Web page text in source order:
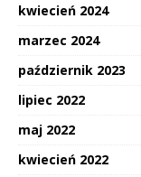
kwiecień 2024
marzec 2024
październik 2023
lipiec 2022
maj 2022
kwiecień 2022